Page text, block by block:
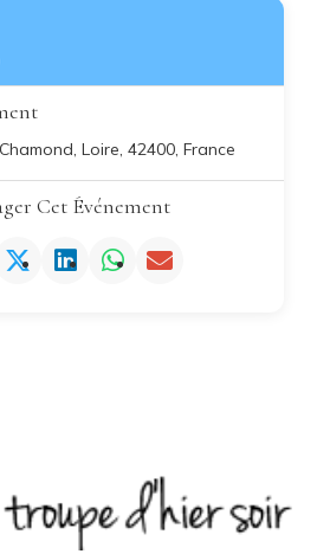
Loire, 42400, France
Cet Événement